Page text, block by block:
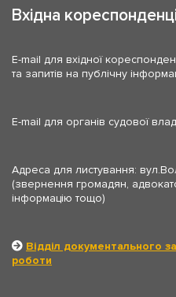
Вхідна
E-mail для вхідної
та запитів на публічну
E-mail для органів судової
Адреса для листування:
(звернення громадян,
інформацію тощо)
Відділ документального
роботи